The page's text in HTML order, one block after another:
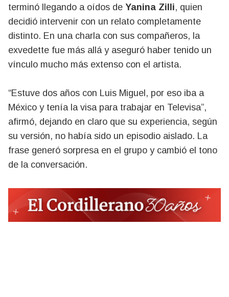
terminó llegando a oídos de Yanina Zilli, quien
decidió intervenir con un relato completamente
distinto. En una charla con sus compañeros, la
exvedette fue más allá y aseguró haber tenido un
vínculo mucho más extenso con el artista.
“Estuve dos años con Luis Miguel, por eso iba a
México y tenía la visa para trabajar en Televisa”,
afirmó, dejando en claro que su experiencia, según
su versión, no había sido un episodio aislado. La
frase generó sorpresa en el grupo y cambió el tono
de la conversación.